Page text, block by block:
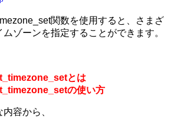
関数を使用すると、さまざ
ムゾーンを指定することができます。
とは
の使い方
容から、